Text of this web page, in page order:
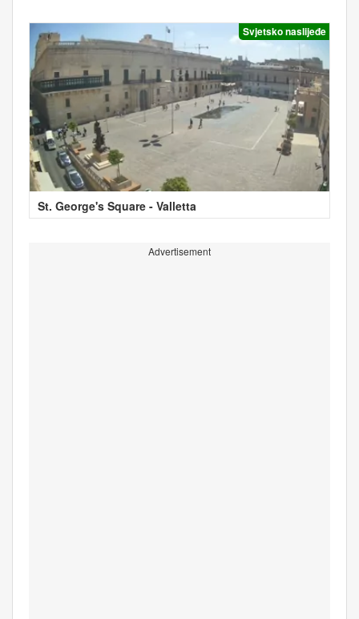
Svjetsko naslijeđe
St. George's Square - Valletta
Advertisement